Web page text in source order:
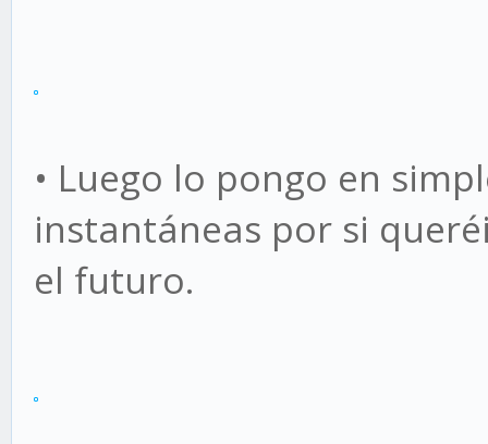
• Luego lo pongo en
instantáneas por si
el futuro.